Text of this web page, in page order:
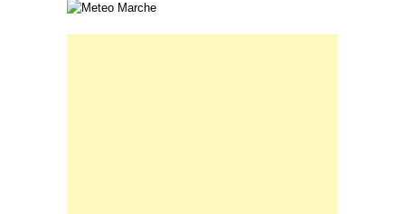
Carta meteorologica delle Marche